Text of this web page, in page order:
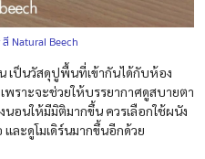
Natural Beech
เป็นวัสดุปูพื้นที่เข้ากันได้กับห้อง
ราะจะช่วยให้บรรยากาศดูสบายตา
อนให้มีมิติมากขึ้น ควรเลือกใช้ผนัง
ละดูโมเดิร์นมากขึ้นอีกด้วย